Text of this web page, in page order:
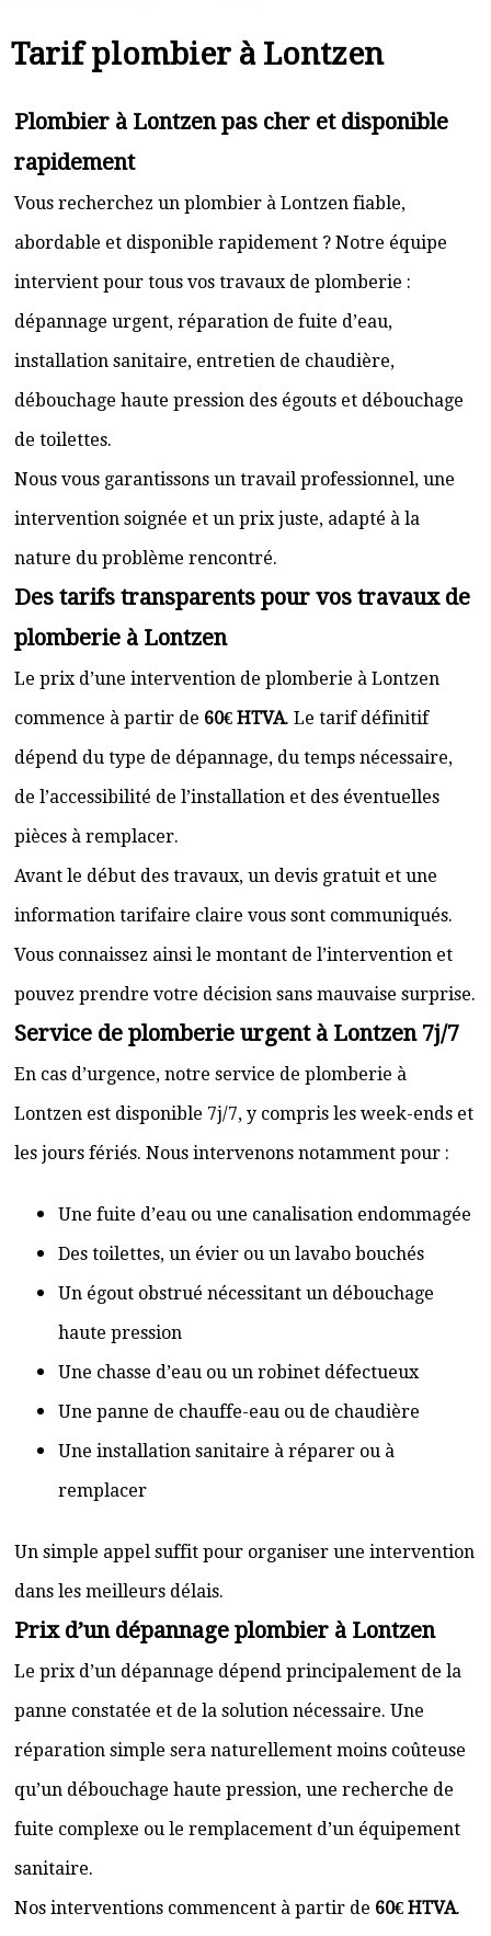
Tarif plombier à Lontzen
Plombier à Lontzen pas cher et disponible
rapidement
Vous recherchez un plombier à Lontzen fiable,
abordable et disponible rapidement ? Notre équipe
intervient pour tous vos travaux de plomberie :
dépannage urgent, réparation de fuite d’eau,
installation sanitaire, entretien de chaudière,
débouchage haute pression des égouts et débouchage
de toilettes.
Nous vous garantissons un travail professionnel, une
intervention soignée et un prix juste, adapté à la
nature du problème rencontré.
Des tarifs transparents pour vos travaux de
plomberie à Lontzen
Le prix d’une intervention de plomberie à Lontzen
commence à partir de 60€ HTVA. Le tarif définitif
dépend du type de dépannage, du temps nécessaire,
de l’accessibilité de l’installation et des éventuelles
pièces à remplacer.
Avant le début des travaux, un devis gratuit et une
information tarifaire claire vous sont communiqués.
Vous connaissez ainsi le montant de l’intervention et
pouvez prendre votre décision sans mauvaise surprise.
Service de plomberie urgent à Lontzen 7j/7
En cas d’urgence, notre service de plomberie à
Lontzen est disponible 7j/7, y compris les week-ends et
les jours fériés. Nous intervenons notamment pour :
Une fuite d’eau ou une canalisation endommagée
Des toilettes, un évier ou un lavabo bouchés
Un égout obstrué nécessitant un débouchage
haute pression
Une chasse d’eau ou un robinet défectueux
Une panne de chauffe-eau ou de chaudière
Une installation sanitaire à réparer ou à
remplacer
Un simple appel suffit pour organiser une intervention
dans les meilleurs délais.
Prix d’un dépannage plombier à Lontzen
Le prix d’un dépannage dépend principalement de la
panne constatée et de la solution nécessaire. Une
réparation simple sera naturellement moins coûteuse
qu’un débouchage haute pression, une recherche de
fuite complexe ou le remplacement d’un équipement
sanitaire.
Nos interventions commencent à partir de 60€ HTVA.